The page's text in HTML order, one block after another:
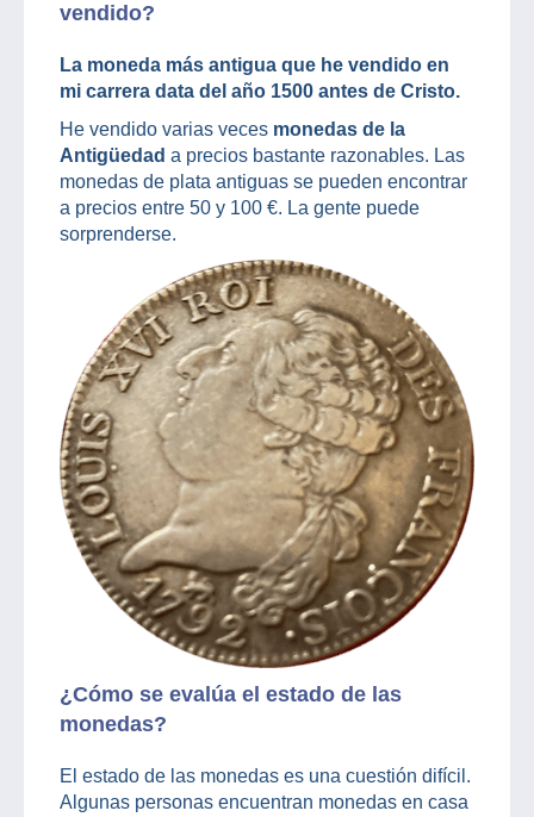
vendido?
La moneda más antigua que he vendido en
mi carrera data del año 1500 antes de Cristo.
He vendido varias veces monedas de la
Antigüedad a precios bastante razonables. Las
monedas de plata antiguas se pueden encontrar
a precios entre 50 y 100 €. La gente puede
sorprenderse.
¿Cómo se evalúa el estado de las
monedas?
El estado de las monedas es una cuestión difícil.
Algunas personas encuentran monedas en casa